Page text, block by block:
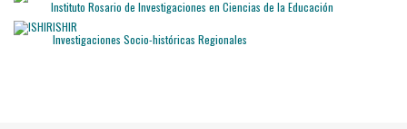
Instituto Rosario de Investigaciones en Ciencias de la Educación
ISHIR
Investigaciones Socio-históricas Regionales